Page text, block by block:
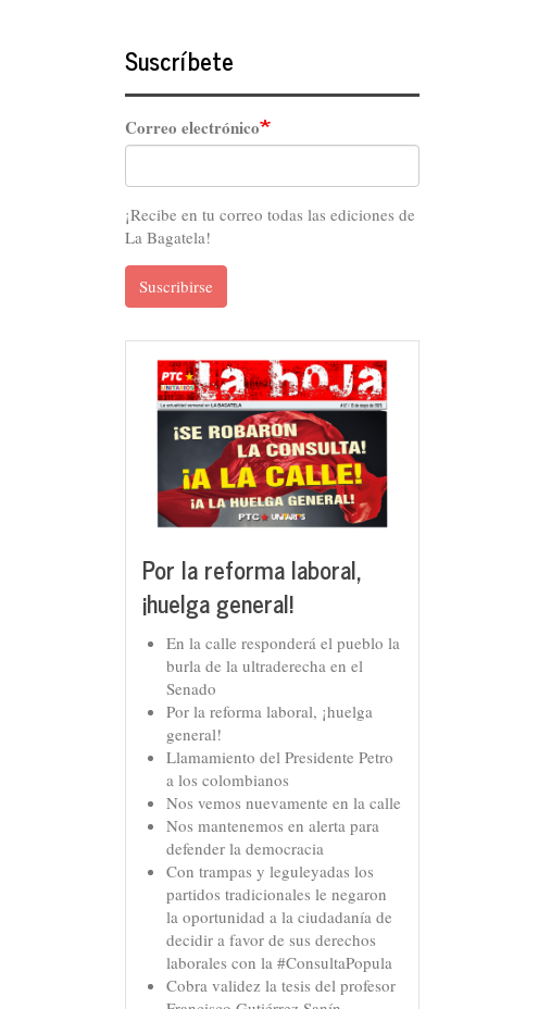
Suscríbete
Correo electrónico
¡Recibe en tu correo todas las ediciones de
La Bagatela!
Suscribirse
Por la reforma laboral,
¡huelga general!
En la calle responderá el pueblo la
burla de la ultraderecha en el
Senado
Por la reforma laboral, ¡huelga
general!
Llamamiento del Presidente Petro
a los colombianos
Nos vemos nuevamente en la calle
Nos mantenemos en alerta para
defender la democracia
Con trampas y leguleyadas los
partidos tradicionales le negaron
la oportunidad a la ciudadanía de
decidir a favor de sus derechos
laborales con la #ConsultaPopula
Cobra validez la tesis del profesor